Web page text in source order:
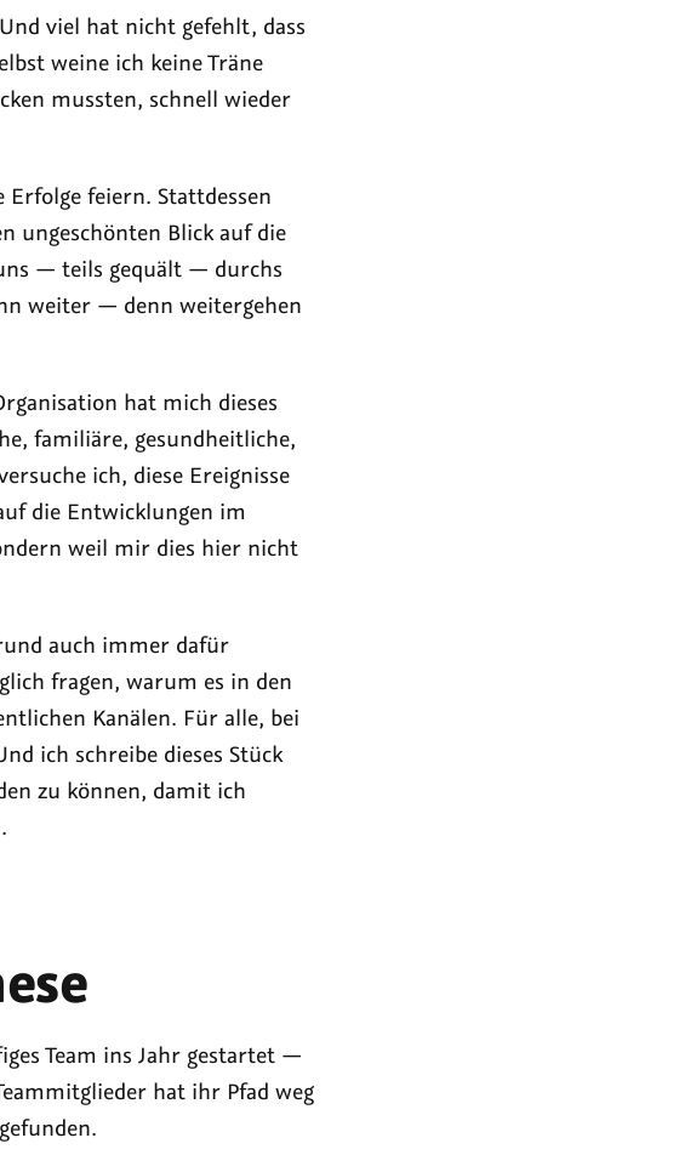
viel hat nicht gefehlt, dass
weine ich keine Träne
mussten, schnell wieder
feiern. Stattdessen
ungeschönten Blick auf die
— teils gequält — durchs
weiter — denn weitergehen
hat mich dieses
familiäre, gesundheitliche,
ich, diese Ereignisse
die Entwicklungen im
weil mir dies hier nicht
auch immer dafür
fragen, warum es in den
Kanälen. Für alle, bei
ich schreibe dieses Stück
zu können, damit ich
Team ins Jahr gestartet —
hat ihr Pfad weg